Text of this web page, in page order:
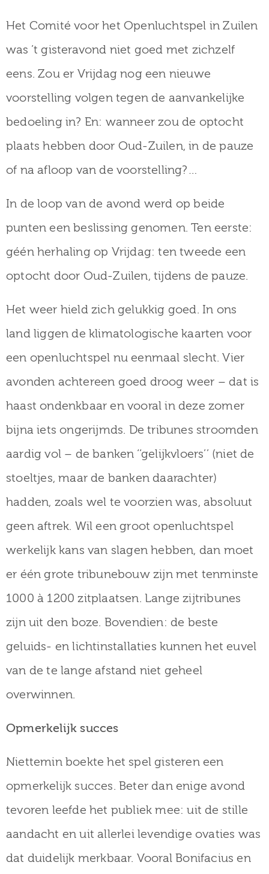
Zuilen
Het Comité voor het Openluchtspel in Zuilen
was ’t gisteravond niet goed met zichzelf
eens. Zou er Vrijdag nog een nieuwe
voorstelling volgen tegen de aanvankelijke
bedoeling in? En: wanneer zou de optocht
plaats hebben door Oud-Zuilen, in de pauze
of na afloop van de voorstelling?…
In de loop van de avond werd op beide
punten een beslissing genomen. Ten eerste:
géén herhaling op Vrijdag: ten tweede een
optocht door Oud-Zuilen, tijdens de pauze.
Het weer hield zich gelukkig goed. In ons
land liggen de klimatologische kaarten voor
een openluchtspel nu eenmaal slecht. Vier
avonden achtereen goed droog weer – dat is
haast ondenkbaar en vooral in deze zomer
bijna iets ongerijmds. De tribunes stroomden
aardig vol – de banken ‘‘gelijkvloers’’ (niet de
stoeltjes, maar de banken daarachter)
hadden, zoals wel te voorzien was, absoluut
geen aftrek. Wil een groot openluchtspel
werkelijk kans van slagen hebben, dan moet
er één grote tribunebouw zijn met tenminste
1000 à 1200 zitplaatsen. Lange zijtribunes
zijn uit den boze. Bovendien: de beste
geluids- en lichtinstallaties kunnen het euvel
van de te lange afstand niet geheel
overwinnen.
Opmerkelijk succes
Niettemin boekte het spel gisteren een
opmerkelijk succes. Beter dan enige avond
tevoren leefde het publiek mee: uit de stille
aandacht en uit allerlei levendige ovaties was
dat duidelijk merkbaar. Vooral Bonifacius en